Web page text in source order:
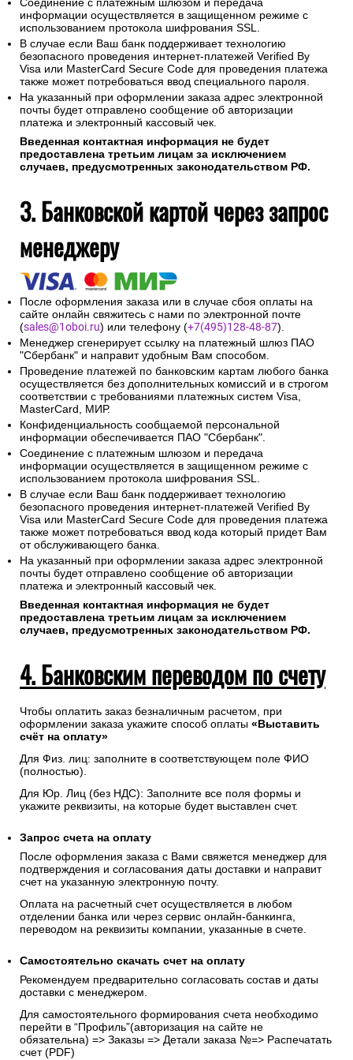
Соединение с платежным шлюзом и передача
информации осуществляется в защищенном режиме с
использованием протокола шифрования SSL.
В случае если Ваш банк поддерживает технологию
безопасного проведения интернет-платежей Verified By
Visa или MasterCard Secure Code для проведения платежа
также может потребоваться ввод специального пароля.
На указанный при оформлении заказа адрес электронной
почты будет отправлено сообщение об авторизации
платежа и электронный кассовый чек.
Введенная контактная информация не будет
предоставлена третьим лицам за исключением
случаев, предусмотренных законодательством РФ.
3. Банковской картой через запрос
менеджеру
После оформления заказа или в случае сбоя оплаты на
сайте онлайн свяжитесь с нами по электронной почте
(sales@1oboi.ru) или телефону (+7(495)128-48-87).
Менеджер сгенерирует ссылку на платежный шлюз ПАО
"Сбербанк" и направит удобным Вам способом.
Проведение платежей по банковским картам любого банка
осуществляется без дополнительных комиссий и в строгом
соответствии с требованиями платежных систем Visa,
MasterCard, МИР.
Конфиденциальность сообщаемой персональной
информации обеспечивается ПАО "Сбербанк".
Соединение с платежным шлюзом и передача
информации осуществляется в защищенном режиме с
использованием протокола шифрования SSL.
В случае если Ваш банк поддерживает технологию
безопасного проведения интернет-платежей Verified By
Visa или MasterCard Secure Code для проведения платежа
также может потребоваться ввод кода который придет Вам
от обслуживающего банка.
На указанный при оформлении заказа адрес электронной
почты будет отправлено сообщение об авторизации
платежа и электронный кассовый чек.
Введенная контактная информация не будет
предоставлена третьим лицам за исключением
случаев, предусмотренных законодательством РФ.
4. Банковским переводом по счету
Чтобы оплатить заказ безналичным расчетом, при
оформлении заказа укажите способ оплаты «Выставить
счёт на оплату»
Для Физ. лиц: заполните в соответствующем поле ФИО
(полностью).
Для Юр. Лиц (без НДС): Заполните все поля формы и
укажите реквизиты, на которые будет выставлен счет.
Запрос счета на оплату
После оформления заказа с Вами свяжется менеджер для
подтверждения и согласования даты доставки и направит
счет на указанную электронную почту.
Оплата на расчетный счет осуществляется в любом
отделении банка или через сервис онлайн-банкинга,
переводом на реквизиты компании, указанные в счете.
Самостоятельно скачать счет на оплату
Рекомендуем предварительно согласовать состав и даты
доставки с менеджером.
Для самостоятельного формирования счета необходимо
перейти в “Профиль”(авторизация на сайте не
обязательна) => Заказы => Детали заказа №=> Распечатать
счет (PDF)